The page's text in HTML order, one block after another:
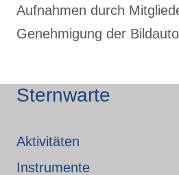
Aufnahmen durch
Genehmigung der
Sternwarte
Aktivitäten
Instrumente